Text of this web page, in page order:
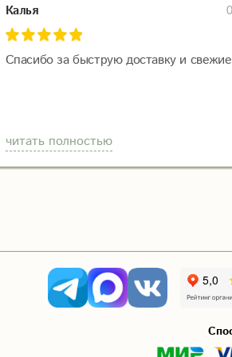
Калья
Спасибо за быструю доставку и
читать полностью